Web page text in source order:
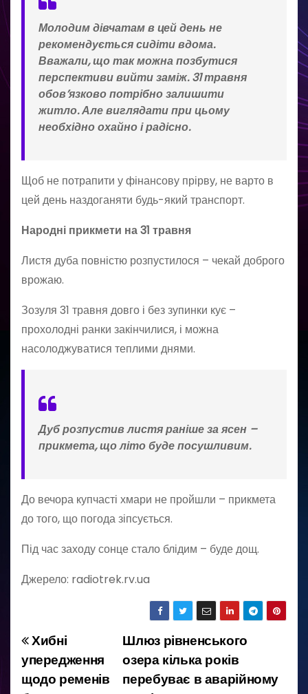
Молодим дівчатам в цей день не
рекомендується сидіти вдома.
Вважали, що так можна позбутися
перспективи вийти заміж. 31 травня
обов’язково потрібно залишити
житло. Але виглядати при цьому
необхідно охайно і радісно.
Щоб не потрапити у фінансову прірву, не варто в
цей день наздоганяти будь-який транспорт.
Народні прикмети на 31 травня
Листя дуба повністю розпустилося – чекай доброго
врожаю.
Зозуля 31 травня довго і без зупинки кує –
прохолодні ранки закінчилися, і можна
насолоджуватися теплими днями.
Дуб розпустив листя раніше за ясен –
прикмета, що літо буде посушливим.
До вечора купчасті хмари не пройшли – прикмета
до того, що погода зіпсується.
Під час заходу сонце стало блідим – буде дощ.
Джерело: radiotrek.rv.ua
Н
а
Шлюз рівненського
озера кілька років
перебуває в аварійному
Хибні
упередження
щодо ременів